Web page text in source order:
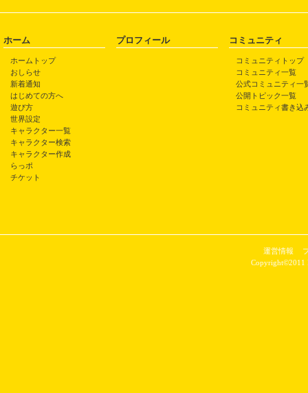
ホーム
ホームトップ
おしらせ
新着通知
はじめての方へ
遊び方
世界設定
キャラクター一覧
キャラクター検索
キャラクター作成
らっポ
チケット
プロフィール コミュニティ
コミュニティトップ
コミュニティ一覧
公式コミュニティ一
公開トピック一覧
コミュニティ書き込
運営情報
Copyright©2011